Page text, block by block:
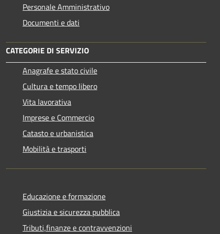
Personale Amministrativo
Documenti e dati
CATEGORIE DI SERVIZIO
Anagrafe e stato civile
Cultura e tempo libero
Vita lavorativa
Imprese e Commercio
Catasto e urbanistica
Mobilità e trasporti
Educazione e formazione
Giustizia e sicurezza pubblica
Tributi,finanze e contravvenzioni